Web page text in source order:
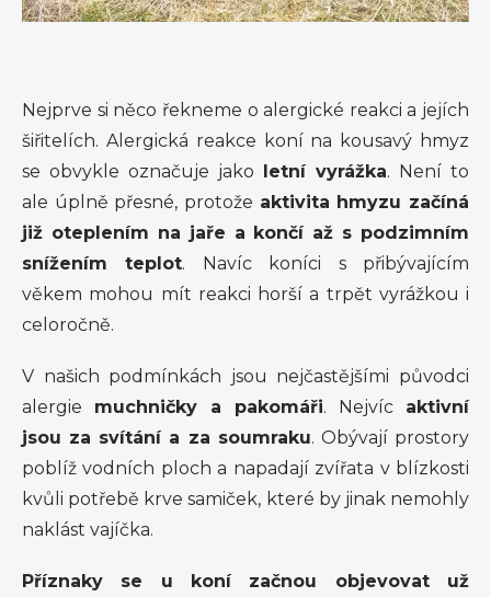
Nejprve si něco řekneme o alergické reakci a jejích
šiřitelích. Alergická reakce koní na kousavý hmyz
se obvykle označuje jako letní vyrážka. Není to
ale úplně přesné, protože aktivita hmyzu začíná
již oteplením na jaře a končí až s podzimním
snížením teplot. Navíc koníci s přibývajícím
věkem mohou mít reakci horší a trpět vyrážkou i
celoročně.
V našich podmínkách jsou nejčastějšími původci
alergie muchničky a pakomáři. Nejvíc aktivní
jsou za svítání a za soumraku. Obývají prostory
poblíž vodních ploch a napadají zvířata v blízkosti
kvůli potřebě krve samiček, které by jinak nemohly
naklást vajíčka.
Příznaky se u koní začnou objevovat už